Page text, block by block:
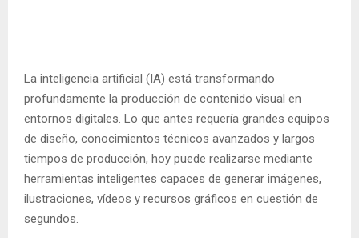
La inteligencia artificial (IA) está transformando
profundamente la producción de contenido visual en
entornos digitales. Lo que antes requería grandes equipos
de diseño, conocimientos técnicos avanzados y largos
tiempos de producción, hoy puede realizarse mediante
herramientas inteligentes capaces de generar imágenes,
ilustraciones, vídeos y recursos gráficos en cuestión de
segundos.